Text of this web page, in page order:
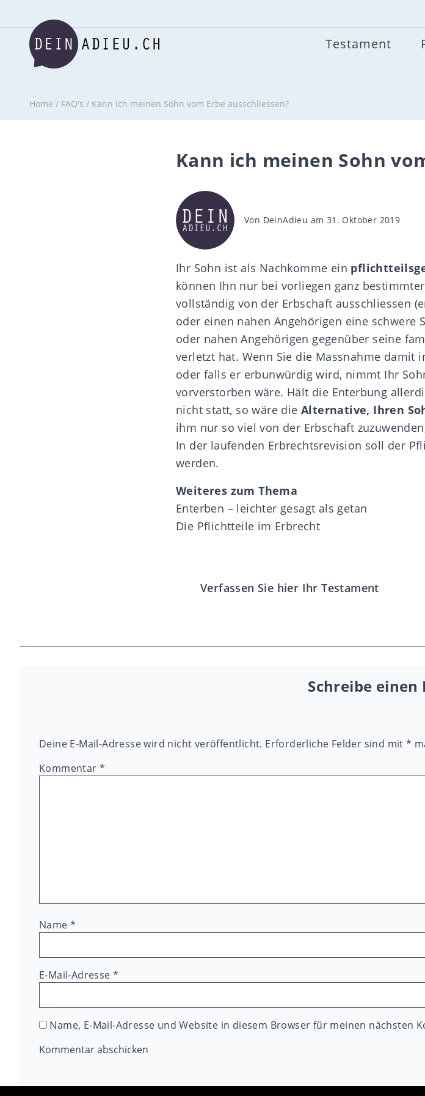
Testament
Home / FAQ's / Kann ich meinen Sohn vom Erbe ausschliessen?
Kann ich meinen Sohn
Beitragsautor
Von DeinAdieu am 31. Oktober 2019
Ihr Sohn ist als Nachkomme ein
können Ihn nur bei vorliegen ganz
vollständig von der Erbschaft ausschliessen
oder einen nahen Angehörigen eine schwere
oder nahen Angehörigen gegenüber seine
verletzt hat. Wenn Sie die Massnahme damit
oder falls er erbunwürdig wird, nimmt Ihr
vorverstorben wäre. Hält die Enterbung
nicht statt, so wäre die Alternative, Ihren
ihm nur so viel von der Erbschaft
In der laufenden Erbrechtsrevision soll der
werden.
Weiteres zum Thema
Enterben – leichter gesagt als getan
Die Pflichtteile im Erbrecht
Verfassen Sie hier Ihr Testament
Schreibe
Deine E-Mail-Adresse wird nicht veröffentlicht. Erforderliche Felder sind mit*
Kommentar*
Name *
E-Mail-Adresse*
Name, E-Mail-Adresse und Website in diesem Browser für meinen nächsten